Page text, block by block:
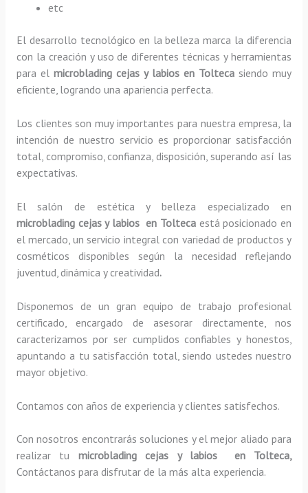
etc
El desarrollo tecnológico en la belleza marca la diferencia
con la creación y uso de diferentes técnicas y herramientas
para el microblading cejas y labios en Tolteca siendo muy
eficiente, logrando una apariencia perfecta.
Los clientes son muy importantes para nuestra empresa, la
intención de nuestro servicio es proporcionar satisfacción
total, compromiso, confianza, disposición, superando así las
expectativas.
El salón de estética y belleza especializado en
microblading cejas y labios en Tolteca está posicionado en
el mercado, un servicio integral con variedad de productos y
cosméticos disponibles según la necesidad reflejando
juventud, dinámica y creatividad.
Disponemos de un gran equipo de trabajo profesional
certificado, encargado de asesorar directamente, nos
caracterizamos por ser cumplidos confiables y honestos,
apuntando a tu satisfacción total, siendo ustedes nuestro
mayor objetivo.
Contamos con años de experiencia y clientes satisfechos.
Con nosotros encontrarás soluciones y el mejor aliado para
realizar tu microblading cejas y labios en Tolteca,
Contáctanos para disfrutar de la más alta experiencia.